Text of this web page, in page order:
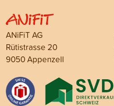
ANiFiT AG
Rütistrasse 20
9050 Appenzell